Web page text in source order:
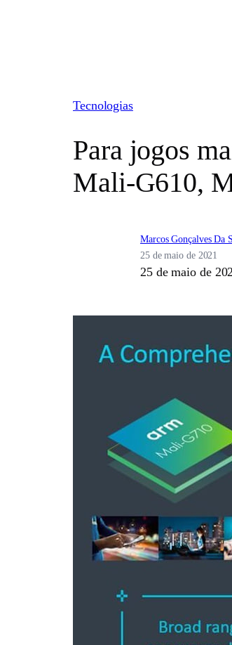
Tecnologias
Para jogos
Mali-G610,
Marcos Gonçalves Da
25 de maio de 2021
25 de maio de